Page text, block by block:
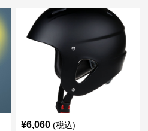
¥6,060 (税込)